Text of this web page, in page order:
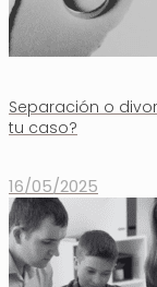
Separación o
tu caso?
16/05/2025